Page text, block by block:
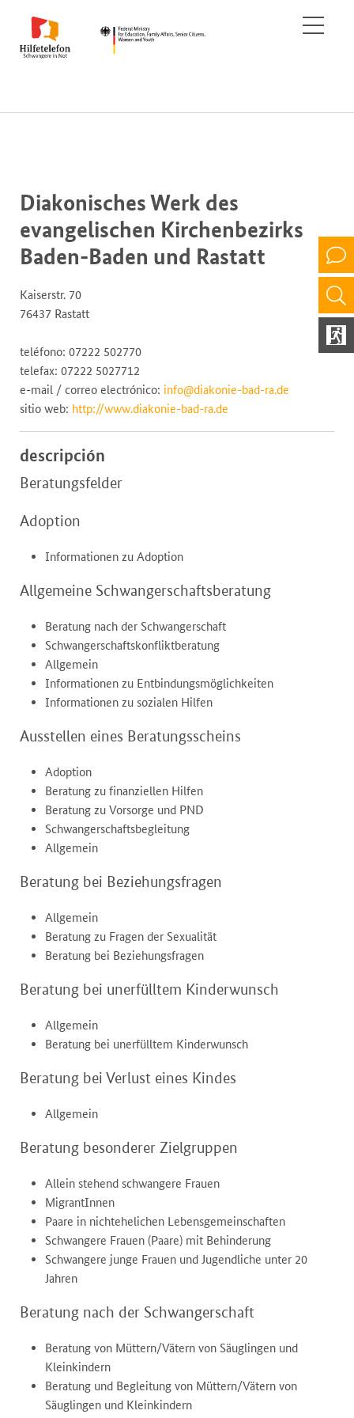
Diakonisches Werk des
evangelischen Kirchenbezirks
Baden-Baden und Rastatt
Kaiserstr. 70
76437 Rastatt
teléfono: 07222 502770
telefax: 07222 5027712
e-mail / correo electrónico: info@diakonie-bad-ra.de
sitio web: http://www.diakonie-bad-ra.de
descripción
Beratungsfelder
Adoption
Informationen zu Adoption
Allgemeine Schwangerschaftsberatung
Beratung nach der Schwangerschaft
Schwangerschaftskonfliktberatung
Allgemein
Informationen zu Entbindungsmöglichkeiten
Informationen zu sozialen Hilfen
Ausstellen eines Beratungsscheins
Adoption
Beratung zu finanziellen Hilfen
Beratung zu Vorsorge und PND
Schwangerschaftsbegleitung
Allgemein
Beratung bei Beziehungsfragen
Allgemein
Beratung zu Fragen der Sexualität
Beratung bei Beziehungsfragen
Beratung bei unerfülltem Kinderwunsch
Allgemein
Beratung bei unerfülltem Kinderwunsch
Beratung bei Verlust eines Kindes
Allgemein
Beratung besonderer Zielgruppen
Allein stehend schwangere Frauen
MigrantInnen
Paare in nichtehelichen Lebensgemeinschaften
Schwangere Frauen (Paare) mit Behinderung
Schwangere junge Frauen und Jugendliche unter 20
Jahren
Beratung nach der Schwangerschaft
Beratung von Müttern/Vätern von Säuglingen und
Kleinkindern
Beratung und Begleitung von Müttern/Vätern von
Säuglingen und Kleinkindern